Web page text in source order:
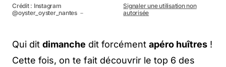
Crédit : Instagram
@oyster_oyster_nantes －
Signaler une utilisation non
autorisée
Qui dit dimanche dit forcément apéro huîtres !
Cette fois, on te fait découvrir le top 6 des